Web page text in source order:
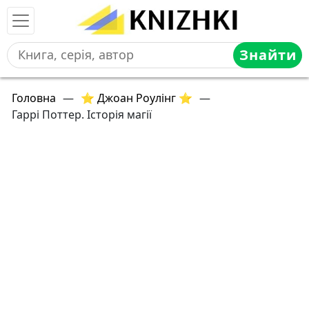
Знайти
Головна — ⭐ Джоан Роулінг ⭐ —
Гаррі Поттер. Історія магії